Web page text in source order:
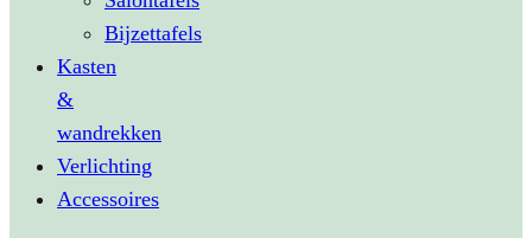
Bijzettafels
Kasten
&
wandrekken
Verlichting
Accessoires